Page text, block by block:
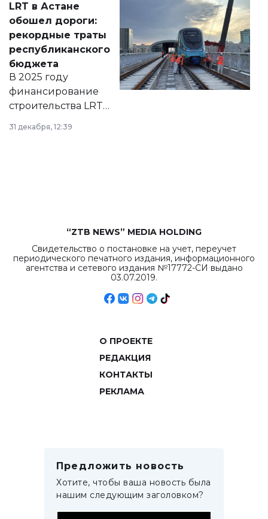
документ
появился в базе
нормативных
правовых актов и
на сайте маслихат
города.
LRT в Астане
обошел дороги:
рекордные траты
республиканского
бюджета
В 2025 году
финансирование
строительства LRT
в Астане из
республиканского
31 декабря, 12:39
“ZTB NEWS” MEDIA HOLDING
Свидетельство о постановке на учет, переучет
периодического печатного издания, информационного
агентства и сетевого издания №17772-СИ выдано
03.07.2019.
О ПРОЕКТЕ
РЕДАКЦИЯ
КОНТАКТЫ
РЕКЛАМА
Предложить новость
Хотите, чтобы ваша новость была
нашим следующим заголовком?